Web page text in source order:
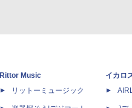
Rittor Music
リットーミュージック
イカロ